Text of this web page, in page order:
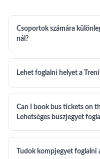
Csoportok számára
nál?
Lehet foglalni helyet a
Can I book bus tickets on
Lehetséges buszjegyet
Tudok kompjegyet